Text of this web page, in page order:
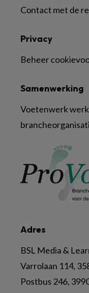
Contact met de
Adres
BSL Media &
Varrolaan 114,
Postbus 246,
Samenwerking
Voetenwerk
Privacy
Beheer